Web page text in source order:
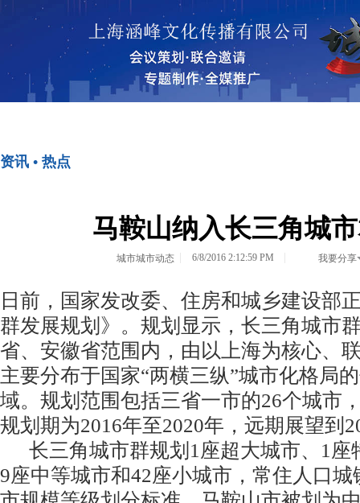
资讯 • 热点
马鞍山纳入长三角城
城市城市动态 6/8/2016 2:12:59 PM 我要分享
日前，国家发改委、住房和城乡建设部
群发展规划》。规划显示，长三角城市
省、安徽省范围内，由以上海为核心、
主要分布于国家“两横三纵”城市化格局
域。规划范围包括三省一市的26个城市
规划期为2016年至2020年，远期展望到
长三角城市群规划1座超大城市、1座
9座中等城市和42座小城市，常住人口